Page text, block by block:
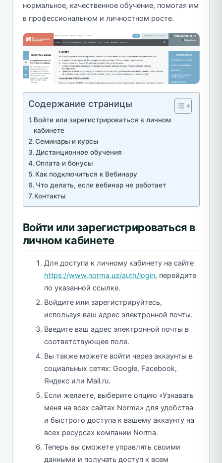
нормальное, качественное обучение, помогая им
в профессиональном и личностном росте.
Содержание страницы
Войти или зарегистрироваться в личном
кабинете
Семинары и курсы
Дистанционное обучения
Оплата и бонусы
Как подключиться к Вебинару
Что делать, если вебинар не работает
Контакты
Войти или зарегистрироваться в
личном кабинете
Для доступа к личному кабинету на сайте
https://www.norma.uz/auth/login, перейдите
по указанной ссылке.
Войдите или зарегистрируйтесь,
используя ваш адрес электронной почты.
Введите ваш адрес электронной почты в
соответствующее поле.
Вы также можете войти через аккаунты в
социальных сетях: Google, Facebook,
Яндекс или Mail.ru.
Если желаете, выберите опцию «Узнавать
меня на всех сайтах Norma» для удобства
и быстрого доступа к вашему аккаунту на
всех ресурсах компании Norma.
Теперь вы сможете управлять своими
данными и получать доступ к всем